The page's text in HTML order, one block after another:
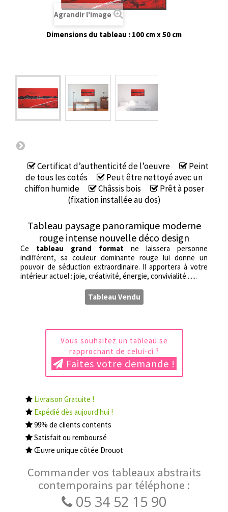
Agrandir l'image
Dimensions du tableau : 100 cm x 50 cm
Certificat d’authenticité de l’oeuvre
Peint
de tous les cotés
Peut être nettoyé avec un
chiffon humide
Châssis bois
Prêt à poser
(fixation installée au dos)
Tableau paysage panoramique moderne
rouge intense nouvelle déco design
Ce tableau grand format ne laissera personne
indifférent, sa couleur dominante rouge lui donne un
pouvoir de séduction extraordinaire. Il apportera à votre
intérieur actuel : joie, créativité, énergie, convivialité.......
Tableau Vendu
Vous souhaitez un tableau se
rapprochant de celui-ci ?
Faites votre demande !
Livraison Gratuite !
Expédié dès aujourd'hui !
99% de clients contents
Satisfait ou remboursé
Œuvre unique côtée Drouot
Commander vos tableaux abstraits
contemporains par téléphone :
05 34 52 15 90